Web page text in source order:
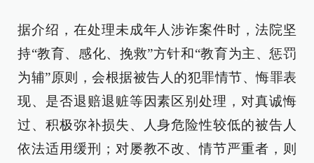
据介绍，在处理未成年人涉诈案件时，法院坚
持“教育、感化、挽救”方针和“教育为主、惩罚
为辅”原则，会根据被告人的犯罪情节、悔罪表
现、是否退赔退赃等因素区别处理，对真诚悔
过、积极弥补损失、人身危险性较低的被告人
依法适用缓刑；对屡教不改、情节严重者，则